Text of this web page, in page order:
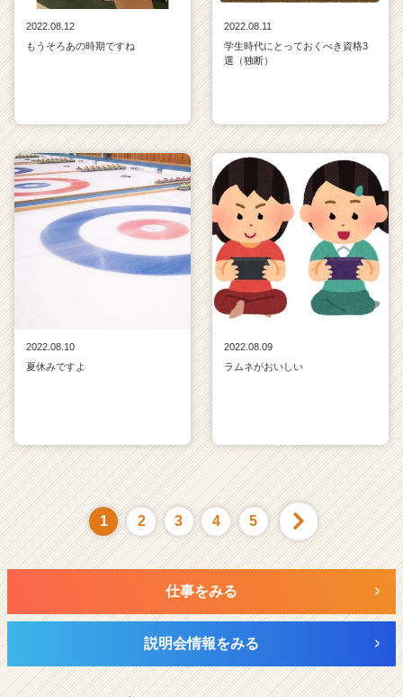
2022.08.12
もうそろあの時期ですね
2022.08.11
学生時代にとっておくべき資格3
選（独断）
2022.08.10
夏休みですよ
2022.08.09
ラムネがおいしい
1 2 3 4 5
仕事をみる
説明会情報をみる